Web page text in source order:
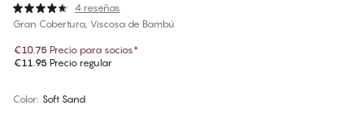
4 reseñas
Gran Cobertura, Viscosa de Bambú
€10.75 Precio para socios*
€11.95 Precio regular
Color: Soft Sand